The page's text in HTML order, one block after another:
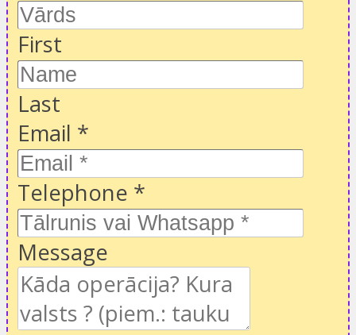
First
Last
Email *
Telephone *
Message